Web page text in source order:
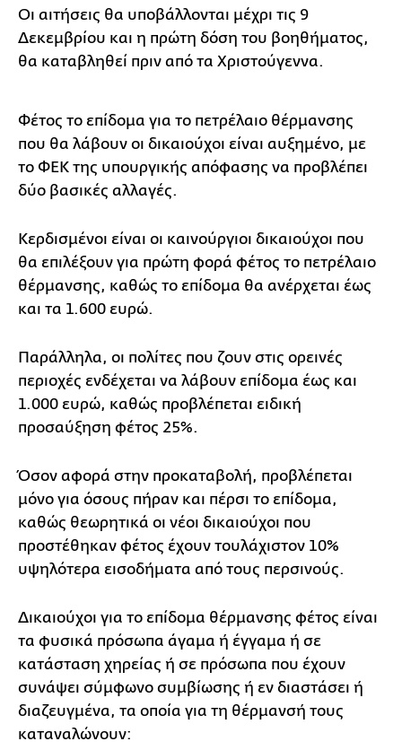
Οι αιτήσεις θα υποβάλλονται μέχρι τις 9
Δεκεμβρίου και η πρώτη δόση του βοηθήματος,
θα καταβληθεί πριν από τα Χριστούγεννα.
Φέτος το επίδομα για το πετρέλαιο θέρμανσης
που θα λάβουν οι δικαιούχοι είναι αυξημένο, με
το ΦΕΚ της υπουργικής απόφασης να προβλέπει
δύο βασικές αλλαγές.
Κερδισμένοι είναι οι καινούργιοι δικαιούχοι που
θα επιλέξουν για πρώτη φορά φέτος το πετρέλαιο
θέρμανσης, καθώς το επίδομα θα ανέρχεται έως
και τα 1.600 ευρώ.
Παράλληλα, οι πολίτες που ζουν στις ορεινές
περιοχές ενδέχεται να λάβουν επίδομα έως και
1.000 ευρώ, καθώς προβλέπεται ειδική
προσαύξηση φέτος 25%.
Όσον αφορά στην προκαταβολή, προβλέπεται
μόνο για όσους πήραν και πέρσι το επίδομα,
καθώς θεωρητικά οι νέοι δικαιούχοι που
προστέθηκαν φέτος έχουν τουλάχιστον 10%
υψηλότερα εισοδήματα από τους περσινούς.
Δικαιούχοι για το επίδομα θέρμανσης φέτος είναι
τα φυσικά πρόσωπα άγαμα ή έγγαμα ή σε
κατάσταση χηρείας ή σε πρόσωπα που έχουν
συνάψει σύμφωνο συμβίωσης ή εν διαστάσει ή
διαζευγμένα, τα οποία για τη θέρμανσή τους
καταναλώνουν: